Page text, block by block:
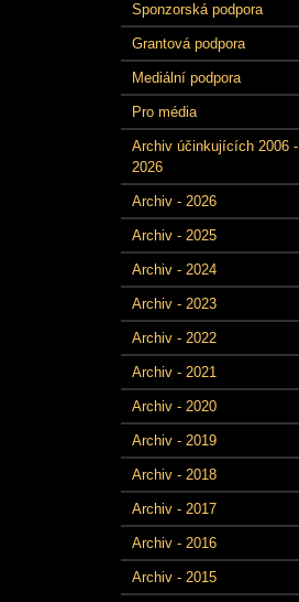
Sponzorská podpora
Grantová podpora
Mediální podpora
Pro média
Archiv účinkujících 2006 -
2026
Archiv - 2026
Archiv - 2025
Archiv - 2024
Archiv - 2023
Archiv - 2022
Archiv - 2021
Archiv - 2020
Archiv - 2019
Archiv - 2018
Archiv - 2017
Archiv - 2016
Archiv - 2015